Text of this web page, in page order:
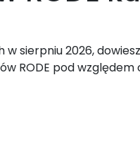
sierpniu 2026,
RODE pod